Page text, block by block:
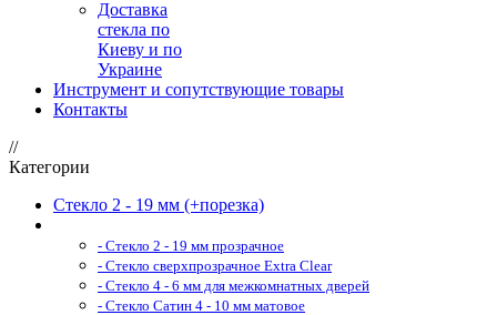
Доставка
стекла по
Киеву и по
Украине
Инструмент и сопутствующие товары
Контакты
//
Категории
Стекло 2 - 19 мм (+порезка)
- Стекло 2 - 19 мм прозрачное
- Стекло сверхпрозрачное Extra Clear
- Стекло 4 - 6 мм для межкомнатных дверей
- Стекло Сатин 4 - 10 мм матовое